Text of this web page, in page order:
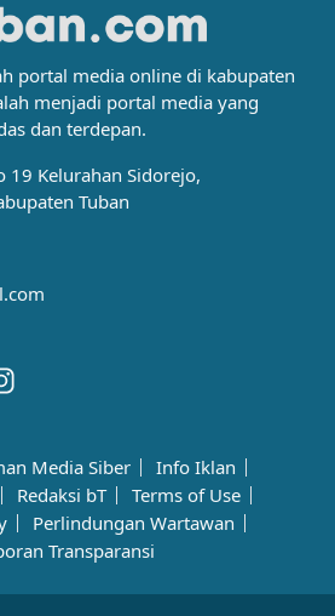
portal media online di kabupaten
menjadi portal media yang
dan terdepan.
19 Kelurahan Sidorejo,
Tuban
Media Siber
Info Iklan
Redaksi bT
Terms of Use
Perlindungan Wartawan
Transparansi